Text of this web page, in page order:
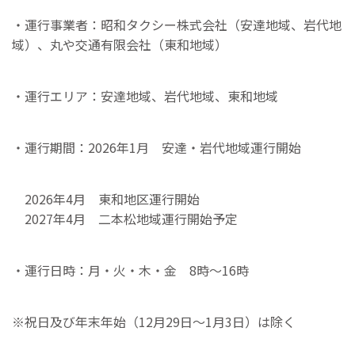
・運行事業者：昭和タクシー株式会社（安達地域、岩代地
域）、丸や交通有限会社（東和地域）
・運行エリア：安達地域、岩代地域、東和地域
・運行期間：2026年1月 安達・岩代地域運行開始
2026年4月 東和地区運行開始
2027年4月 二本松地域運行開始予定
・運行日時：月・火・木・金 8時～16時
※祝日及び年末年始（12月29日〜1月3日）は除く